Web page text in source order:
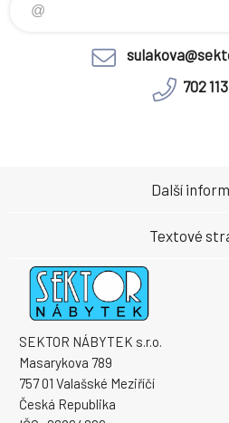
702
SEKTOR NÁBYTEK s.r.o.
Masarykova 789
757 01 Valašské Meziříčí
Česká Republika
Další
Textové